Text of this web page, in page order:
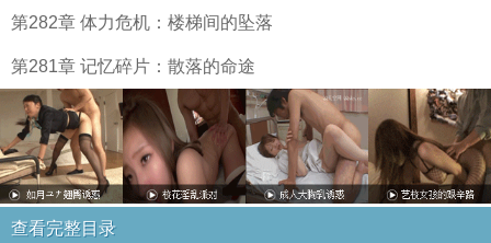
第282章 体力危机：楼梯间的坠落
第281章 记忆碎片：散落的命途
查看完整目录